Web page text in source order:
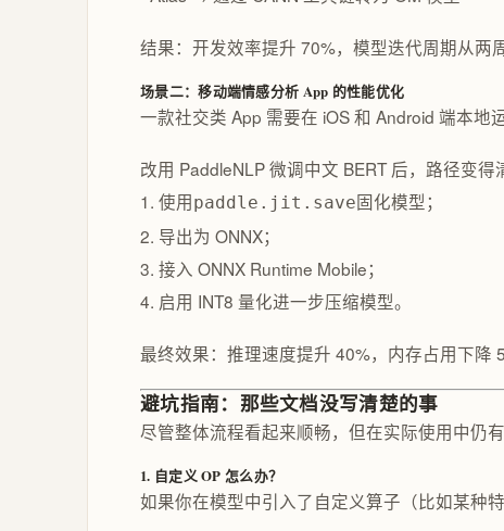
结果：开发效率提升 70%，模型迭代周期从两
场景二：移动端情感分析 App 的性能优化
一款社交类 App 需要在 iOS 和 Android 端本地
改用 PaddleNLP 微调中文 BERT 后，路径变得
1. 使用paddle.jit.save固化模型；
2. 导出为 ONNX；
3. 接入 ONNX Runtime Mobile；
4. 启用 INT8 量化进一步压缩模型。
最终效果：推理速度提升 40%，内存占用下降
避坑指南：那些文档没写清楚的事
尽管整体流程看起来顺畅，但在实际使用中仍有
1. 自定义 OP 怎么办？
如果你在模型中引入了自定义算子（比如某种特